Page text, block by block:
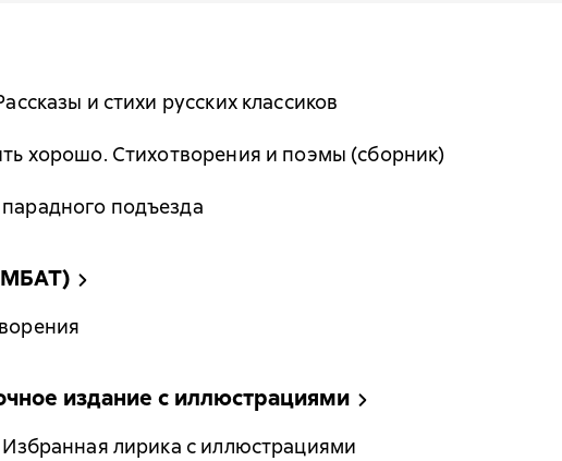
и стихи русских классиков
хорошо. Стихотворения и поэмы (сборник)
подъезда
издание с иллюстрациями
лирика с иллюстрациями